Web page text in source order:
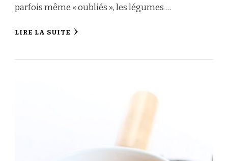
parfois même « oubliés », les légumes …
LIRE LA SUITE